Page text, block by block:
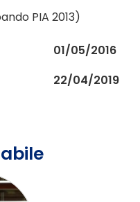
PIA 2013)
01/05/2016
22/04/2019